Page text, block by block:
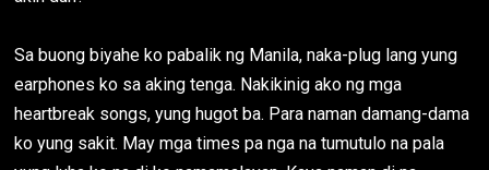
Sa buong biyahe ko pabalik ng Manila, naka-plug lang yung
earphones ko sa aking tenga. Nakikinig ako ng mga
heartbreak songs, yung hugot ba. Para naman damang-dama
ko yung sakit. May mga times pa nga na tumutulo na pala